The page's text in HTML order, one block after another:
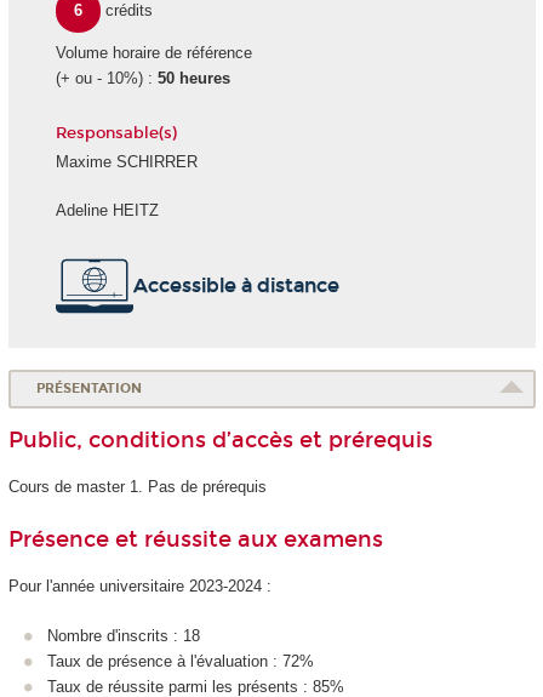
6
crédits
Volume horaire de référence
(+ ou - 10%) : 50 heures
Responsable(s)
Maxime SCHIRRER
Adeline HEITZ
Accessible à distance
PRÉSENTATION
Public, conditions d’accès et prérequis
Cours de master 1. Pas de prérequis
Présence et réussite aux examens
Pour l'année universitaire 2023-2024 :
Nombre d'inscrits : 18
Taux de présence à l'évaluation : 72%
Taux de réussite parmi les présents : 85%